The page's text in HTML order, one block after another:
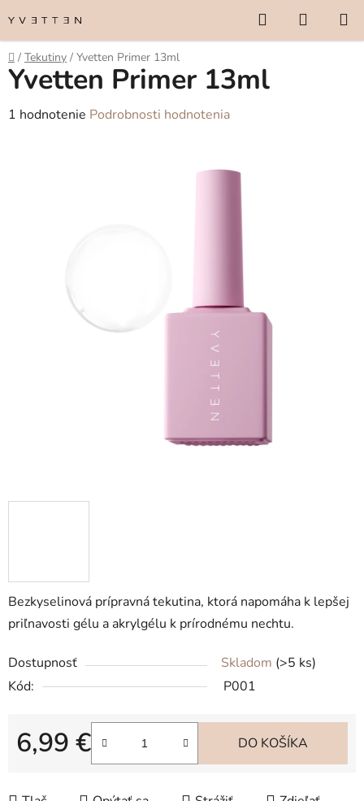
na
obsah
Hľadať
KOŠÍK
Domov
/ Tekutiny / Yvetten Primer 13ml
Bezkyselinová prípravná tekutina, ktorá napomáha k lepšej
priľnavosti gélu a akrylgélu k prírodnému nechtu.
Dostupnosť Skladom (>5 ks)
Kód:
P001
6,99 €
Jednotková cena:
DO KOŠÍKA
Yvetten Primer 13ml
Priemerné
1 hodnotenie Podrobnosti hodnotenia